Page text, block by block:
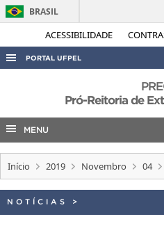
ACESSIBILIDADE
BRASIL
PORTAL UFPEL
AUDITORIA
COBALTO
CONCURSOS
INTERNACIONAL
Pró-Reitoria de
MENU
Início 2019 Novembro 04
NOTÍCIAS >